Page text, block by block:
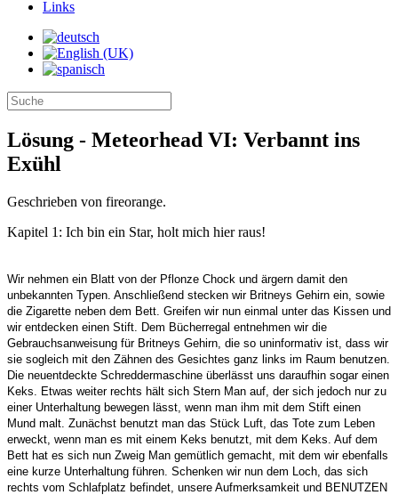
Links
Lösung - Meteorhead VI: Verbannt ins
Exühl
Geschrieben von fireorange.
Kapitel 1: Ich bin ein Star, holt mich hier raus!
Wir nehmen ein Blatt von der Pflonze Chock und ärgern damit den
unbekannten Typen. Anschließend stecken wir Britneys Gehirn ein, sowie
die Zigarette neben dem Bett. Greifen wir nun einmal unter das Kissen und
wir entdecken einen Stift. Dem Bücherregal entnehmen wir die
Gebrauchsanweisung für Britneys Gehirn, die so uninformativ ist, dass wir
sie sogleich mit den Zähnen des Gesichtes ganz links im Raum benutzen.
Die neuentdeckte Schreddermaschine überlässt uns daraufhin sogar einen
Keks. Etwas weiter rechts hält sich Stern Man auf, der sich jedoch nur zu
einer Unterhaltung bewegen lässt, wenn man ihm mit dem Stift einen
Mund malt. Zunächst benutzt man das Stück Luft, das Tote zum Leben
erweckt, wenn man es mit einem Keks benutzt, mit dem Keks. Auf dem
Bett hat es sich nun Zweig Man gemütlich gemacht, mit dem wir ebenfalls
eine kurze Unterhaltung führen. Schenken wir nun dem Loch, das sich
rechts vom Schlafplatz befindet, unsere Aufmerksamkeit und BENUTZEN